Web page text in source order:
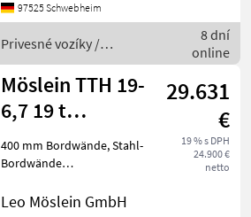
Bordwände, klappbar und
97525 Schwebheim
Privesné vozíky /
Möslein
8 dní
online
Möslein TTH 19-
6,7 19 t
Tandemtieflader-
- Neufahrzeug -
29.631
€
19 % s DPH
24.900 €
netto
400 mm Bordwände, Stahl-
Bordwände
mit Mittelrunge, steckbar,
Leo Möslein GmbH